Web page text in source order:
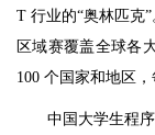
T 行业的“奥林匹克
区域赛覆盖全球各
100 个国家和地区
中国大学生程